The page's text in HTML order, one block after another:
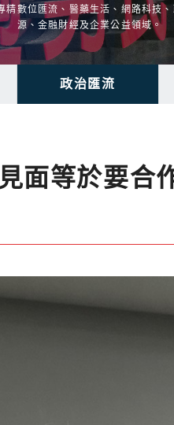
精數位匯流、醫藥生活、網路科技
源、金融財經及企業公益領域。
政治匯流
面等於要合